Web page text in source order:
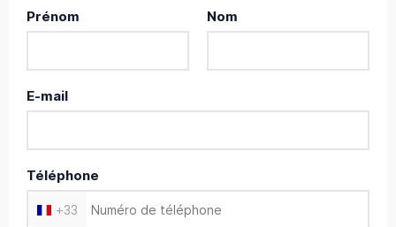
Prénom Nom
E-mail
Téléphone
+33